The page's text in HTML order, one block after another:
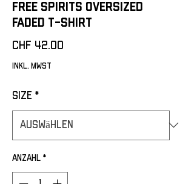
Free Spirits Oversized
faded t-shirt
CHF 42.00
inkl. MwSt
Size *
Anzahl *